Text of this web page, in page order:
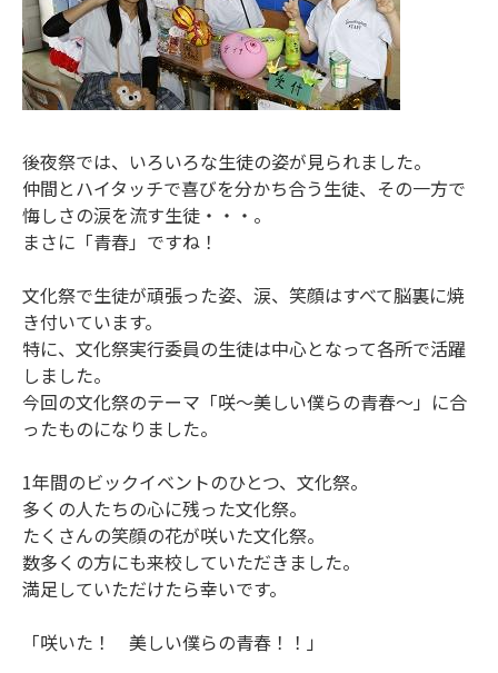
後夜祭では、いろいろな生徒の姿が見られました。
仲間とハイタッチで喜びを分かち合う生徒、その一方で
悔しさの涙を流す生徒・・・。
まさに「青春」ですね！
文化祭で生徒が頑張った姿、涙、笑顔はすべて脳裏に焼
き付いています。
特に、文化祭実行委員の生徒は中心となって各所で活躍
しました。
今回の文化祭のテーマ「咲～美しい僕らの青春～」に合
ったものになりました。
1年間のビックイベントのひとつ、文化祭。
多くの人たちの心に残った文化祭。
たくさんの笑顔の花が咲いた文化祭。
数多くの方にも来校していただきました。
満足していただけたら幸いです。
「咲いた！ 美しい僕らの青春！！」